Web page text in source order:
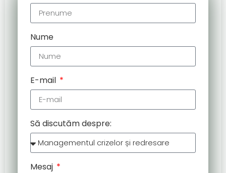
Nume
E-mail
Să discutăm despre:
Mesaj